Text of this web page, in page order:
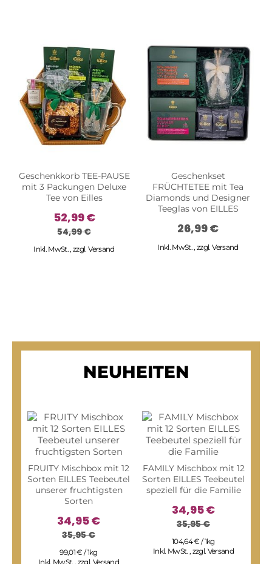
Geschenkkorb TEE-PAUSE
mit 3 Packungen Deluxe
Tee von Eilles
52,99 €
54,99 €
Inkl. MwSt. ,zzgl.Versand
Geschenkset
FRÜCHTETEE mit Tea
Diamonds und Designer
Teeglas von EILLES
26,99 €
Inkl. MwSt. ,zzgl.Versand
NEUHEITEN
FRUITY Mischbox mit 12
Sorten EILLES Teebeutel
unserer fruchtigsten
Sorten
34,95 €
35,95 €
99,01 € / 1kg
Inkl. MwSt. , zzgl. Versand
FAMILY Mischbox mit 12
Sorten EILLES Teebeutel
speziell für die Familie
34,95 €
35,95 €
104,64 € / 1kg
Inkl. MwSt. , zzgl. Versand